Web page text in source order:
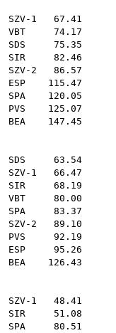
1 67.41
VBT 74.17
SDS 75.35
SIR 82.46
2 86.57
ESP 115.47
SPA 120.05
PVS 125.07
BEA 147.45
SDS 63.54
1 66.47
SIR 68.19
VBT 80.00
SPA 83.37
2 89.10
PVS 92.19
ESP 95.26
BEA 126.43
1 48.41
SIR 51.08
SPA 80.51